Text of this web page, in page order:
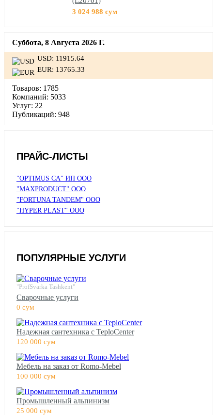
3 024 988 сум
Суббота, 8 Августа 2026 Г.
USD: 11915.64
EUR: 13765.33
Товаров: 1785
Компаний: 5033
Услуг: 22
Публикаций: 948
ПРАЙС-ЛИСТЫ
"OPTIMUS CA" ИП ООО
"MAXPRODUCT" ООО
"FORTUNA TANDEM" ООО
"HYPER PLAST" ООО
ПОПУЛЯРНЫЕ УСЛУГИ
"ProfSvarka Tashkent"
Сварочные услуги
0 сум
Надежная сантехника с TeploCenter
120 000 сум
Мебель на заказ от Romo-Mebel
100 000 сум
Промышленный альпинизм
25 000 сум